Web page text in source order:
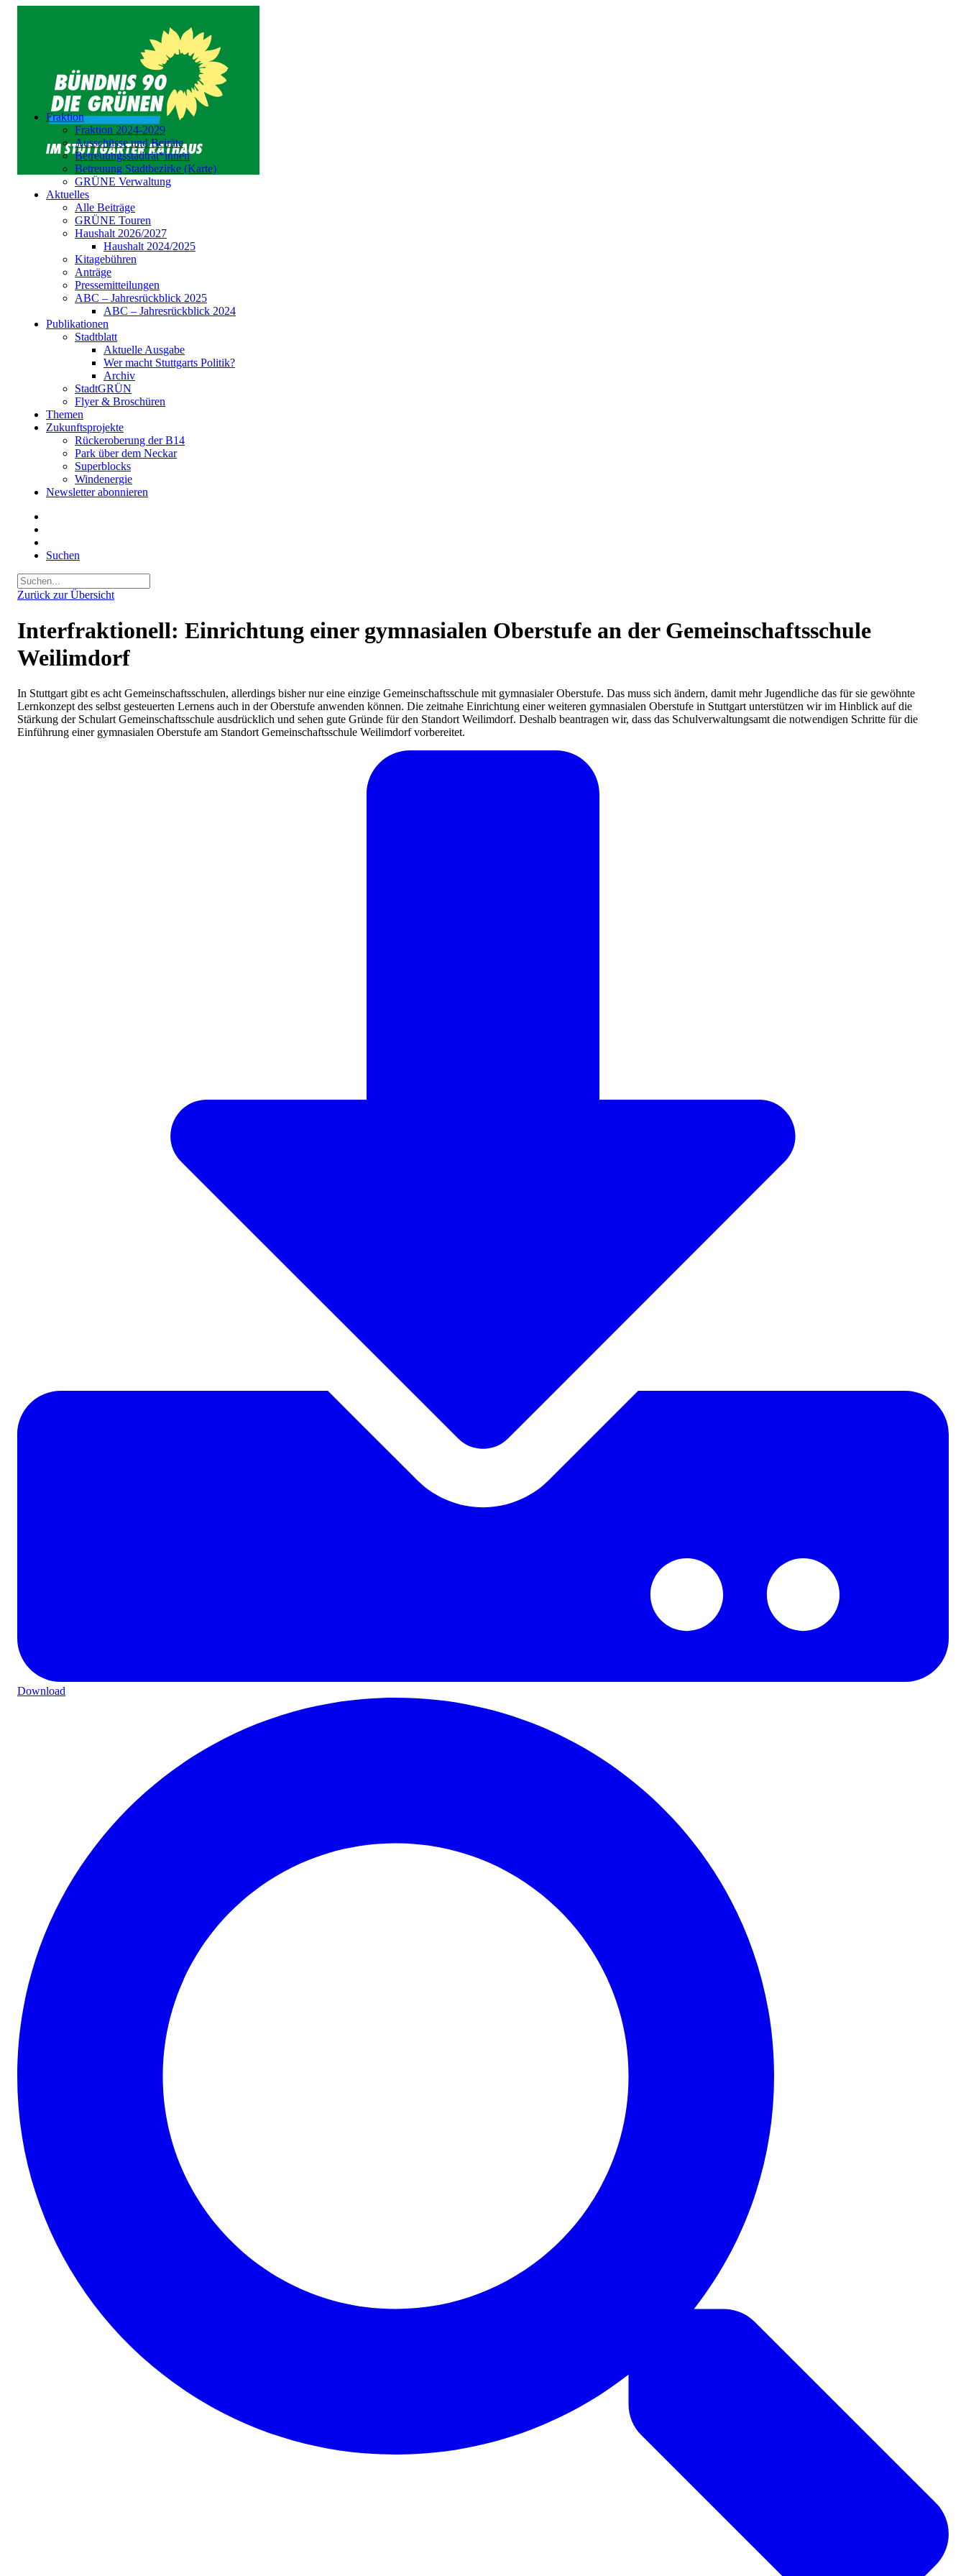
Fraktion
Fraktion 2024-2029
Ausschüsse und Beiräte
Betreuungsstadträt*innen
Betreuung Stadtbezirke (Karte)
GRÜNE Verwaltung
Aktuelles
Alle Beiträge
GRÜNE Touren
Haushalt 2026/2027
Haushalt 2024/2025
Kitagebühren
Anträge
Pressemitteilungen
ABC – Jahresrückblick 2025
ABC – Jahresrückblick 2024
Publikationen
Stadtblatt
Aktuelle Ausgabe
Wer macht Stuttgarts Politik?
Archiv
StadtGRÜN
Flyer & Broschüren
Themen
Zukunftsprojekte
Rückeroberung der B14
Park über dem Neckar
Superblocks
Windenergie
Newsletter abonnieren
Suchen
Zurück zur Übersicht
Interfraktionell: Einrichtung einer gymnasialen Oberstufe an der Gemeinschaftsschule
Weilimdorf
In Stuttgart gibt es acht Gemeinschaftsschulen, allerdings bisher nur eine einzige Gemeinschaftsschule mit gymnasialer Oberstufe. Das muss sich ändern, damit mehr Jugendliche das für sie gewöhnte
Lernkonzept des selbst gesteuerten Lernens auch in der Oberstufe anwenden können. Die zeitnahe Einrichtung einer weiteren gymnasialen Oberstufe in Stuttgart unterstützen wir im Hinblick auf die
Stärkung der Schulart Gemeinschaftsschule ausdrücklich und sehen gute Gründe für den Standort Weilimdorf. Deshalb beantragen wir, dass das Schulverwaltungsamt die notwendigen Schritte für die
Einführung einer gymnasialen Oberstufe am Standort Gemeinschaftsschule Weilimdorf vorbereitet.
Download